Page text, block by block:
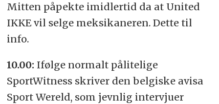
Mitten påpekte imidlertid da at United
IKKE vil selge meksikaneren. Dette til
info.
10.00: Ifølge normalt pålitelige
SportWitness skriver den belgiske avisa
Sport Wereld, som jevnlig intervjuer